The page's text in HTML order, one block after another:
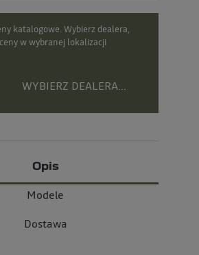
katalogowe. Wybierz dealera,
w wybranej lokalizacji
WYBIERZ DEALERA...
Opis
Modele
Dostawa